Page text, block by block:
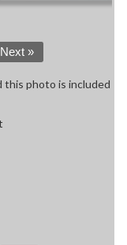
Next »
this photo is included